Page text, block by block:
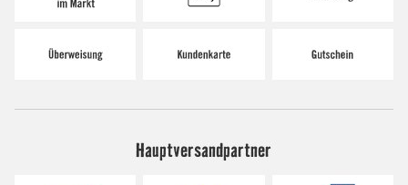
Hauptversandpartner